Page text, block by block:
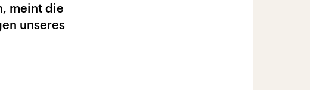
meint die
unseres